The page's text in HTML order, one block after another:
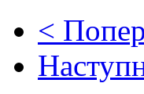
<